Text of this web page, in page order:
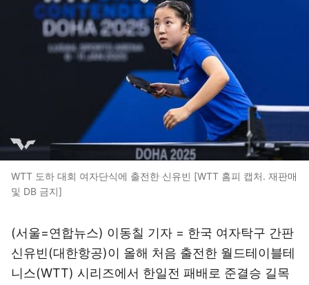
WTT 도하 대회 여자단식에 출전한 신유빈 [WTT 홈피 캡처. 재판매
및 DB 금지]
(서울=연합뉴스) 이동칠 기자 = 한국 여자탁구 간판
신유빈(대한항공)이 올해 처음 출전한 월드테이블테
니스(WTT) 시리즈에서 한일전 패배로 준결승 길목